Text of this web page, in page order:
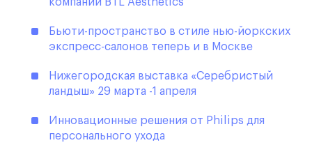
Бьюти-пространство в стиле нью-йоркских
экспресс-салонов теперь и в Москве
Нижегородская выставка «Серебристый
ландыш» 29 марта -1 апреля
Инновационные решения от Philips для
персонального ухода